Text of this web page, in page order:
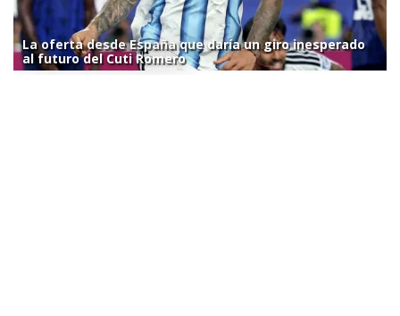
La oferta desde España que daría un giro inesperado
al futuro del Cuti Romero